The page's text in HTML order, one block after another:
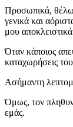
Προσωπικά, θέλω
γενικά και
μου
Όταν κάποιος
καταχωρήσεις
Ασήμαντη
Όμως, τον
εμάς.